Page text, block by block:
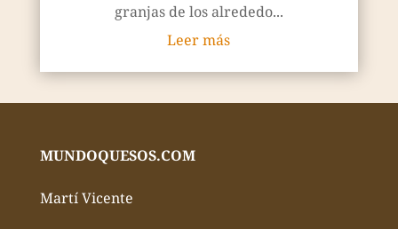
granjas de los alrededo...
Leer más
MUNDOQUESOS.COM
Martí Vicente